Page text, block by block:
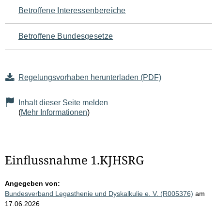
Seiteninhalt
Betroffene Interessenbereiche
Betroffene Bundesgesetze
Regelungsvorhaben herunterladen (PDF)
Inhalt dieser Seite melden
(Mehr Informationen)
Einflussnahme 1.KJHSRG
Angegeben von:
Bundesverband Legasthenie und Dyskalkulie e. V. (R005376) am
17.06.2026